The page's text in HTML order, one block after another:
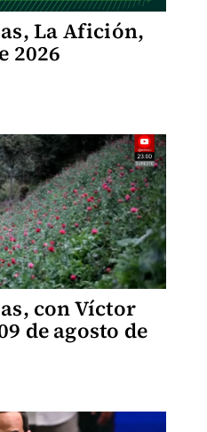
La Afición,
2026
con Víctor
de agosto de